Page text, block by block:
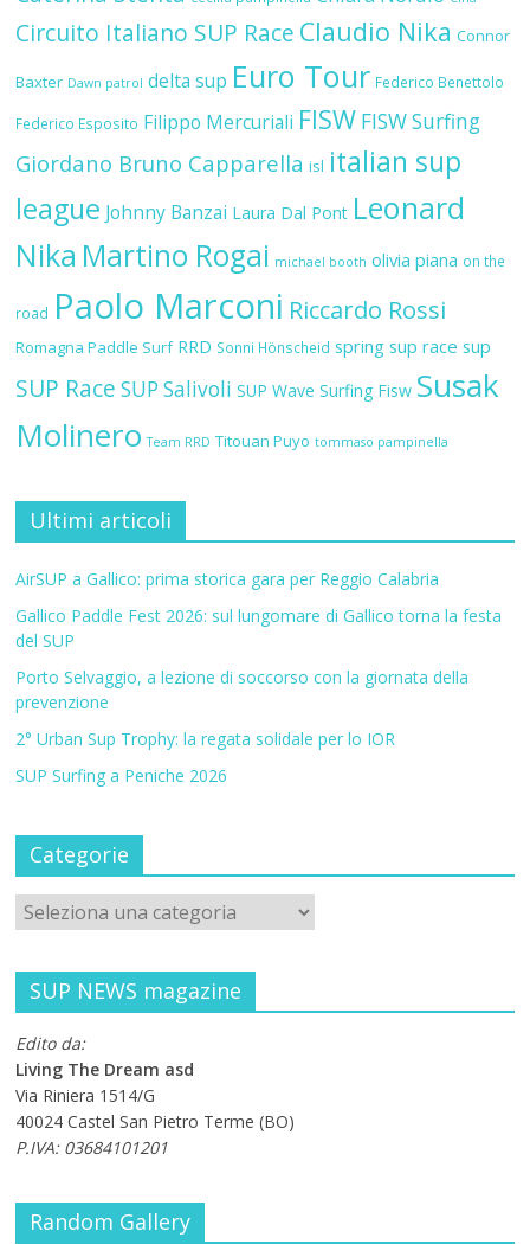
Circuito Italiano SUP Race Claudio Nika Connor
Baxter Dawn patrol delta sup Euro Tour Federico Benettolo
Federico Esposito Filippo Mercuriali FISW FISW Surfing
Giordano Bruno Capparella isl italian sup
league Johnny Banzai Laura Dal Pont Leonard
Nika Martino Rogai michael booth olivia piana on the
road Paolo Marconi Riccardo Rossi
Romagna Paddle Surf RRD Sonni Hönscheid spring sup race sup
SUP Race SUP Salivoli SUP Wave Surfing Fisw Susak
Molinero Team RRD Titouan Puyo tommaso pampinella
Ultimi articoli
AirSUP a Gallico: prima storica gara per Reggio Calabria
Gallico Paddle Fest 2026: sul lungomare di Gallico torna la festa
del SUP
Porto Selvaggio, a lezione di soccorso con la giornata della
prevenzione
2° Urban Sup Trophy: la regata solidale per lo IOR
SUP Surfing a Peniche 2026
Categorie
SUP NEWS magazine
Edito da:
Living The Dream asd
Via Riniera 1514/G
40024 Castel San Pietro Terme (BO)
P.IVA: 03684101201
Random Gallery